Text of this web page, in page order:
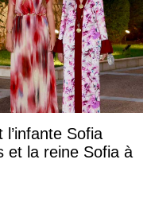
Sofia
et la reine Sofia à